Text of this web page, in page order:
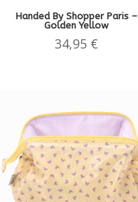
Handed By Shopper Paris –
Golden Yellow
34,95 €